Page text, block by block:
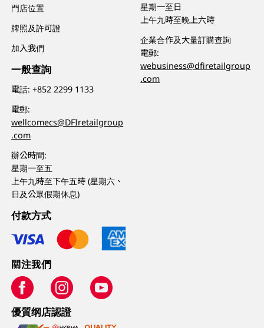
門店位置
牌照及許可證
加入我們
一般查詢
電話:+852 2299 1133
電郵:
wellcomecs@DFIretailgroup
.com
辦公時間:
星期一至五
上午九時至下午五時 (星期六、
日及公眾假期休息)
星期一至日
上午九時至晚上六時
企業合作及大量訂購查詢
電郵:
webusiness@dfiretailgroup
.com
付款方式
關注我們
優質纲店認證